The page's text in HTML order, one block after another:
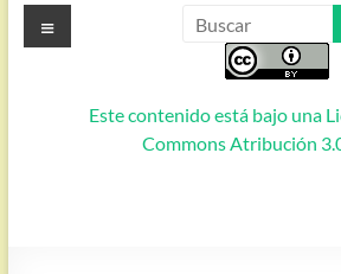
Este contenido está bajo una
Commons Atribución
Menú